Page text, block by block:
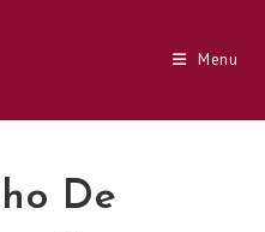
Menu
De